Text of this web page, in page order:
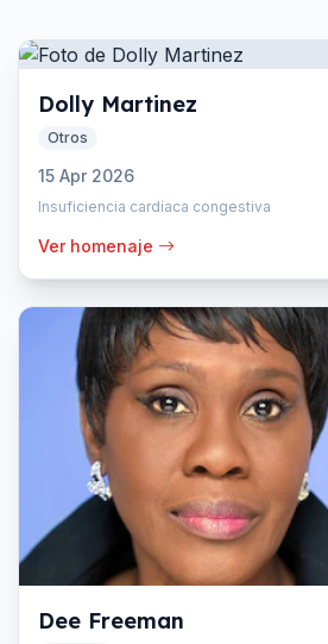
Dolly Martinez
Otros
15 Apr 2026
Insuficiencia cardíaca congestiva
Ver homenaje
Dee Freeman